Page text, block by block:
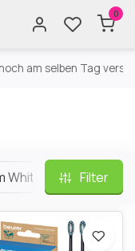
0
am selben Tag
White Premium
Filter